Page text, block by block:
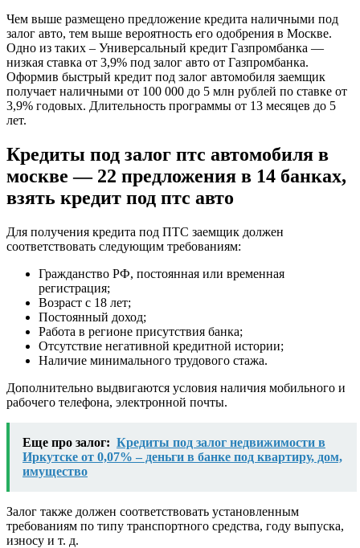
Чем выше размещено предложение кредита наличными под
залог авто, тем выше вероятность его одобрения в Москве.
Одно из таких – Универсальный кредит Газпромбанка —
низкая ставка от 3,9% под залог авто от Газпромбанка.
Оформив быстрый кредит под залог автомобиля заемщик
получает наличными от 100 000 до 5 млн рублей по ставке от
3,9% годовых. Длительность программы от 13 месяцев до 5
лет.
Кредиты под залог птс автомобиля в
москве — 22 предложения в 14 банках,
взять кредит под птс авто
Для получения кредита под ПТС заемщик должен
соответствовать следующим требованиям:
Гражданство РФ, постоянная или временная
регистрация;
Возраст с 18 лет;
Постоянный доход;
Работа в регионе присутствия банка;
Отсутствие негативной кредитной истории;
Наличие минимального трудового стажа.
Дополнительно выдвигаются условия наличия мобильного и
рабочего телефона, электронной почты.
Еще про залог: Кредиты под залог недвижимости в
Иркутске от 0,07% – деньги в банке под квартиру, дом,
имущество
Залог также должен соответствовать установленным
требованиям по типу транспортного средства, году выпуска,
износу и т. д.